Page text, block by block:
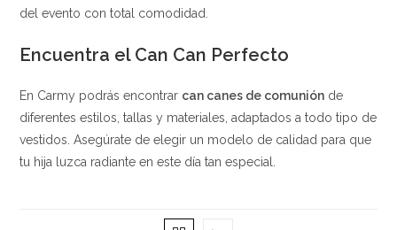
del evento con total comodidad.
Encuentra el Can Can Perfecto
En Carmy podrás encontrar can canes de comunión de
diferentes estilos, tallas y materiales, adaptados a todo tipo de
vestidos. Asegúrate de elegir un modelo de calidad para que
tu hija luzca radiante en este día tan especial.